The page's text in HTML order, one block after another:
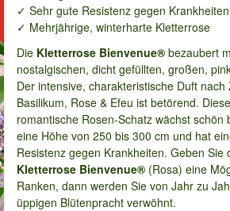
✓ Sehr gute Resistenz gegen Krankheiten
✓ Mehrjährige, winterharte Kletterrose
DieKletterrose Bienvenue®bezaubert
nostalgischen, dicht gefüllten, großen,
Der intensive, charakteristische Duft nach
Basilikum, Rose & Efeu ist betörend.
romantische Rosen-Schatz wächst schön
eine Höhe von 250 bis 300 cm und hat
Resistenz gegen Krankheiten. Geben Sie
Kletterrose Bienvenue®(Rosa) eine
Ranken, dann werden Sie von Jahr zu
üppigen Blütenpracht verwöhnt.